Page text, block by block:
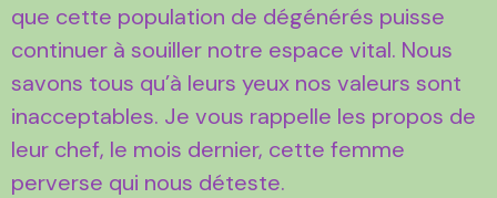
que cette population de dégénérés puisse
continuer à souiller notre espace vital. Nous
savons tous qu’à leurs yeux nos valeurs sont
inacceptables. Je vous rappelle les propos de
leur chef, le mois dernier, cette femme
perverse qui nous déteste.